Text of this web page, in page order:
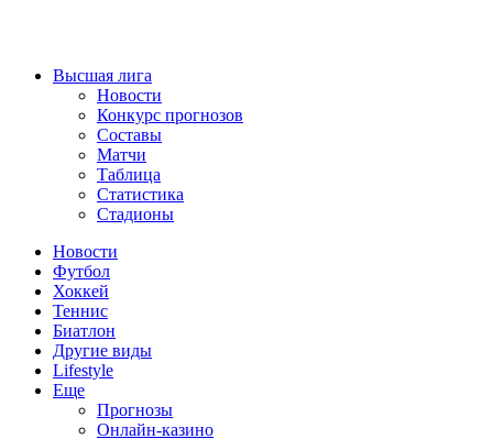
Высшая лига
Новости
Конкурс прогнозов
Составы
Матчи
Таблица
Статистика
Стадионы
Новости
Футбол
Хоккей
Теннис
Биатлон
Другие виды
Lifestyle
Еще
Прогнозы
Онлайн-казино